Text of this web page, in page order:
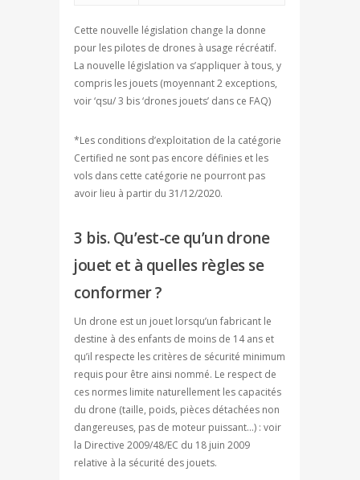
Cette nouvelle législation change la donne
pour les pilotes de drones à usage récréatif.
La nouvelle législation va s’appliquer à tous, y
compris les jouets (moyennant 2 exceptions,
voir ‘qsu/ 3 bis ‘drones jouets’ dans ce FAQ)
*Les conditions d’exploitation de la catégorie
Certified ne sont pas encore définies et les
vols dans cette catégorie ne pourront pas
avoir lieu à partir du 31/12/2020.
3 bis. Qu’est-ce qu’un drone
jouet et à quelles règles se
conformer ?
Un drone est un jouet lorsqu’un fabricant le
destine à des enfants de moins de 14 ans et
qu’il respecte les critères de sécurité minimum
requis pour être ainsi nommé. Le respect de
ces normes limite naturellement les capacités
du drone (taille, poids, pièces détachées non
dangereuses, pas de moteur puissant…) : voir
la Directive 2009/48/EC du 18 juin 2009
relative à la sécurité des jouets.